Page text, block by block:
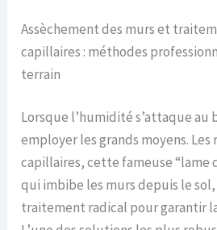
Assèchement des murs et
capillaires : méthodes
terrain
Lorsque l’humidité s’attaque au
employer les grands moyens. Les
capillaires, cette fameuse “lame
qui imbibe les murs depuis le
traitement radical pour garantir